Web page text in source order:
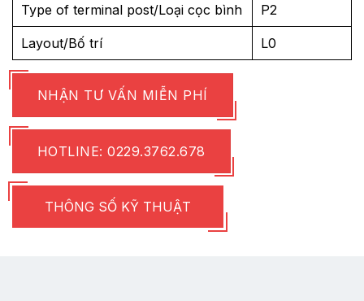
Type of terminal post/Loại cọc bình P2
Layout/Bố trí L0
NHẬN TƯ VẤN MIỄN PHÍ
HOTLINE: 0229.3762.678
THÔNG SỐ KỸ THUẬT